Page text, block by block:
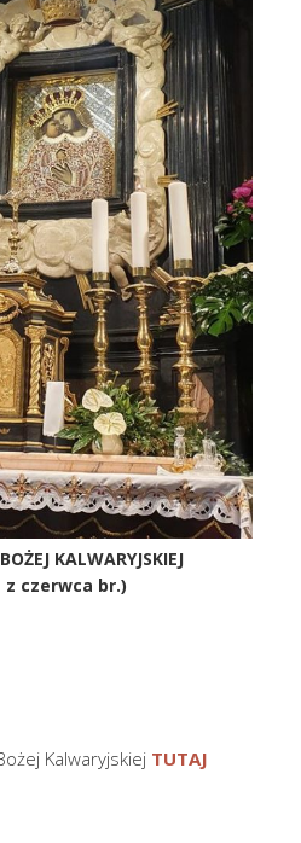
KALWARYJSKIEJ
z czerwca br.)
Kalwaryjskiej TUTAJ